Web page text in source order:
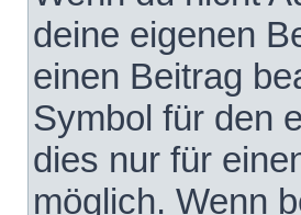
deine eigenen
einen Beitrag
Symbol für den
dies nur für
möglich. Wenn